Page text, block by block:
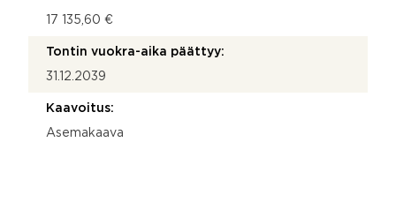
17 135,60 €
Tontin vuokra-aika päättyy:
31.12.2039
Kaavoitus:
Asemakaava